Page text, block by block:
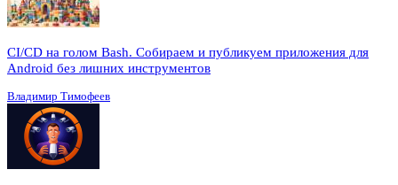
CI/CD на голом Bash. Собираем и публикуем приложения для
Android без лишних инструментов
Владимир Тимофеев